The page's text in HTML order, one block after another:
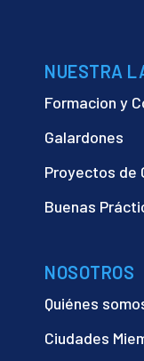
NUESTRA
Formacion y
Galardones
Proyectos de
Buenas
NOSOTROS
Quiénes
Ciudades